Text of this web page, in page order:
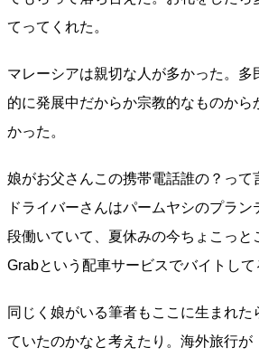
てってくれた。
マレーシアは親切な人が多かった。多
的に発展中だからか宗教的なものから
かった。
娘がお父さんこの携帯電話誰の？って
ドライバーさんはパームヤシのプラ
段働いていて、夏休みの今ちょこっと
Grabという配車サービスでバイトして
同じく娘がいる筆者もここに生まれた
ていたのかなと考えたり。海外旅行が